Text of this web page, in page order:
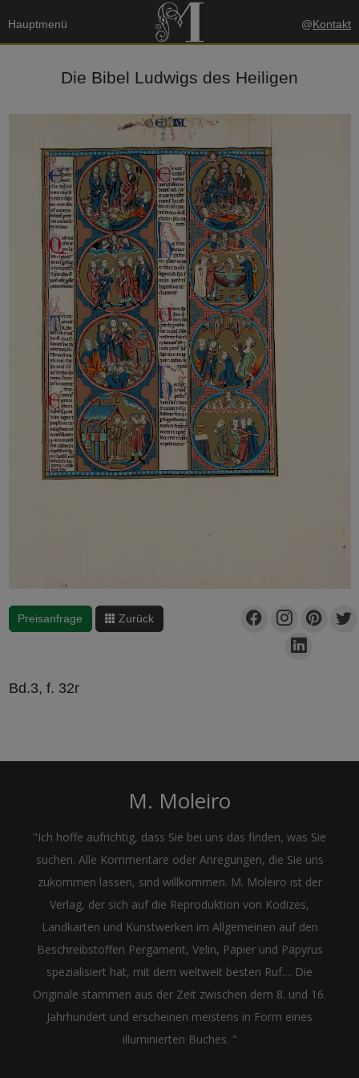
Hauptmenü @Kontakt
Die Bibel Ludwigs des Heiligen
Preisanfrage Zurück
Bd.3, f. 32r
M. Moleiro
"Ich hoffe aufrichtig, dass Sie bei uns das finden, was Sie
suchen. Alle Kommentare oder Anregungen, die Sie uns
zukommen lassen, sind willkommen. M. Moleiro ist der
Verlag, der sich auf die Reproduktion von Kodizes,
Landkarten und Kunstwerken im Allgemeinen auf den
Beschreibstoffen Pergament, Velin, Papier und Papyrus
spezialisiert hat, mit dem weltweit besten Ruf.... Die
Originale stammen aus der Zeit zwischen dem 8. und 16.
Jahrhundert und erscheinen meistens in Form eines
illuminierten Buches. "